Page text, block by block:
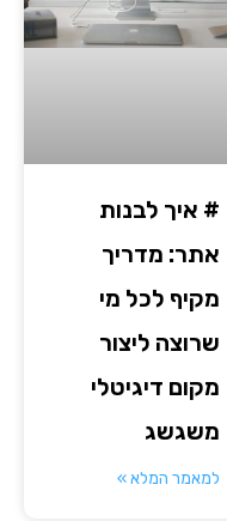
# איך לבנות
אתר: מדריך
מקיף לכל מי
שרוצה ליצור
מקום דיגיטלי
משגשג
למאמר המלא »